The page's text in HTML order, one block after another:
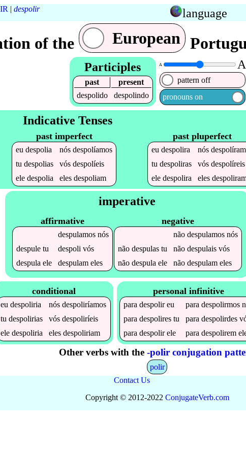
| despolir language
of the European
Participles
past
present
despolido
despolindo
A A
pattern off
pronouns on
Indicative Tenses
past imperfect
eu despolia nós despolíamos
tu despolias vós despolíeis
ele despolia eles despoliam
past pluperfect
eudespolira nós
tudespoliras vósdespolíreis
eledespolira eles
imperative
affirmative
despulamosnós
despuletu despoli vós
despula ele despulameles
negative
não despulamosnós
não despulastu não despulaisvós
não despula ele não despulameles
conditional
eudespoliria nósdespoliríamos
tudespolirias vósdespoliríeis
eledespoliria elesdespoliriam
personal infinitive
paradespolireu paradespolirmos
paradespolires tu paradespolirdes
paradespolirele paradespolirem
Other verbs with the -polir conjugation
polir
Contact Us
Copyright © 2012-2022 ConjugateVerb.com